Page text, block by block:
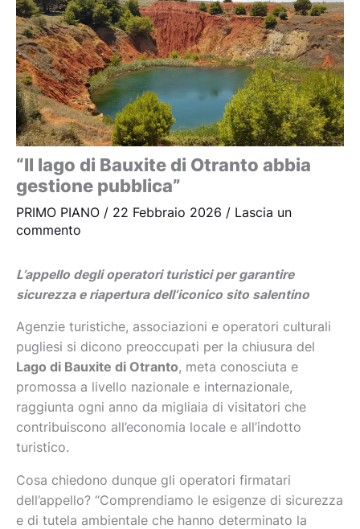
“Il lago di Bauxite di Otranto abbia
gestione pubblica”
PRIMO PIANO / 22 Febbraio 2026 / Lascia un
commento
L’appello degli operatori turistici per garantire
sicurezza e riapertura dell’iconico sito salentino
Agenzie turistiche, associazioni e operatori culturali
pugliesi si dicono preoccupati per la chiusura del
Lago di Bauxite di Otranto, meta conosciuta e
promossa a livello nazionale e internazionale,
raggiunta ogni anno da migliaia di visitatori che
contribuiscono all’economia locale e all’indotto
turistico.
Cosa chiedono dunque gli operatori firmatari
dell’appello? “Comprendiamo le esigenze di sicurezza
e di tutela ambientale che hanno determinato la